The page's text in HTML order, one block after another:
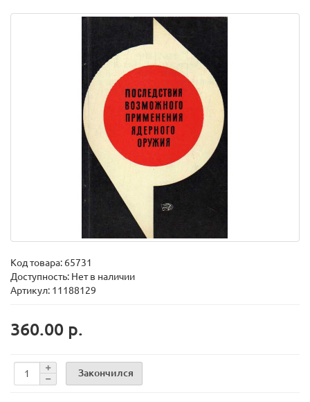
Код товара: 65731
Доступность: Нет в наличии
Артикул: 11188129
360.00 р.
Закончился